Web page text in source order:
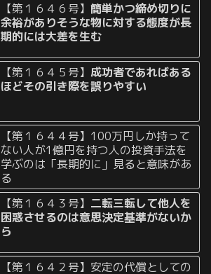
【第１６４６号】簡単かつ締め切りに
余裕がありそうな物に対する態度が長
期的には大差を生む
【第１６４５号】成功者であればある
ほどその引き際を誤りやすい
【第１６４４号】100万円しか持って
ない人が1億円を持つ人の投資手法を
学ぶのは「長期的に」見ると意味があ
る
【第１６４３号】 二転三転して他人を
困惑させるのは意思決定基準がないか
ら
【第１６４２号】安定の代償としての